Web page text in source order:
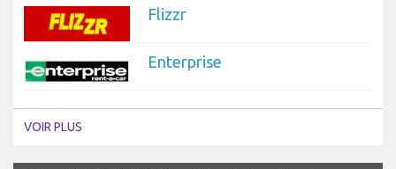
Flizzr
Enterprise
VOIR PLUS